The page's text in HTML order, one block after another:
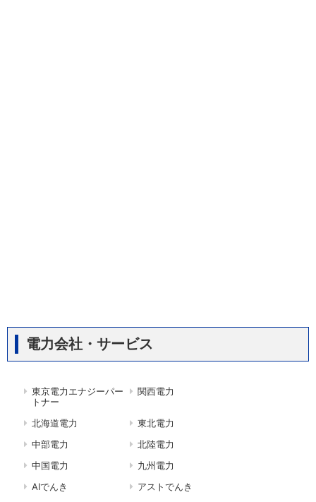
電力会社・サービス
東京電力エナジーパー
トナー
関西電力
北海道電力
東北電力
中部電力
北陸電力
中国電力
九州電力
AIでんき
アストでんき